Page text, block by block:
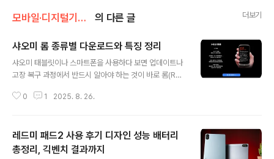
모바일·디지털기기/샤오미·중국폰 의 다른 글 더보기
샤오미 롬 종류별 다운로드와 특징 정리
샤오미 태블릿이나 스마트폰을 사용하다 보면 업데이트나
고장 복구 과정에서 반드시 알아야 하는 것이 바로 롬(RO
에서도 많이 쓰이는 모델들은, 상황에 따라 Recovery R
들은 “도대체 어떤 롬을 설치해야 하지?” 하고 혼란스러울
수 있는데요 이에 샤오미 기기에서 제공되는 롬의 종류별
0 1 2025. 8. 26.
레드미 패드2 사용 후기 디자인 성능 배터리
총정리, 긱벤치 결과까지